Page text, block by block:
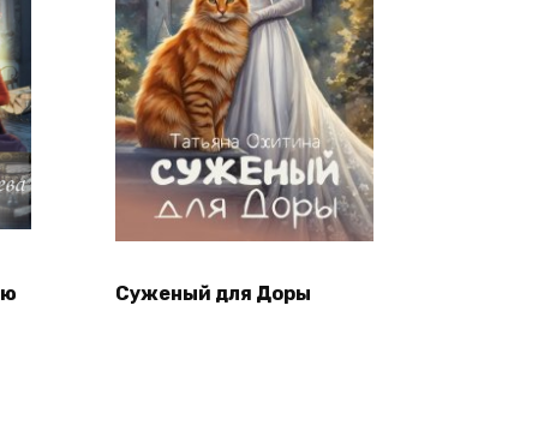
Суженый для Доры